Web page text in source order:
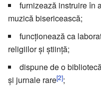
furnizează instruire în
muzică bisericească;
funcționează ca
religiilor și știință;
dispune de o
și jurnale rare[2];